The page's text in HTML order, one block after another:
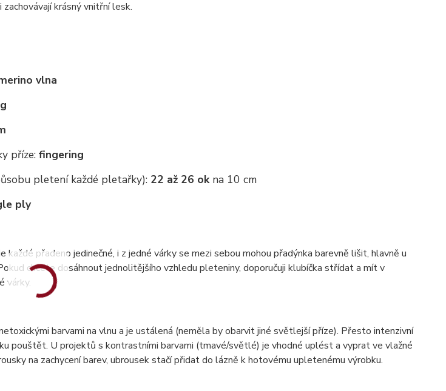
krásný vnitřní lesk.
vlna
příze: fingering
pletení každé pletařky): 22 až 26 okna 10 cm
ply
každé přadeno jedinečné, i z jedné várky se mezi sebou mohou přadýnka barevně lišit, hlavně u
chcete dosáhnout jednolitějšího vzhledu pleteniny, doporučuji klubíčka střídat a mít v
várky.
barvami na vlnu a je ustálená (neměla by obarvit jiné světlejší příze). Přesto intenzivní
pouštět. U projektů s kontrastními barvami (tmavé/světlé) je vhodné uplést a vyprat ve vlažné
na zachycení barev, ubrousek stačí přidat do lázně k hotovému upletenému výrobku.